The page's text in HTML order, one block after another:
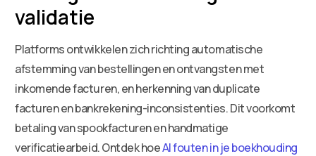
validatie
Platforms ontwikkelen zich richting automatische
afstemming van bestellingen en ontvangsten met
inkomende facturen, en herkenning van duplicate
facturen en bankrekening-inconsistenties. Dit voorkomt
betaling van spookfacturen en handmatige
verificatiearbeid. Ontdek hoeAI fouten in je boekhouding